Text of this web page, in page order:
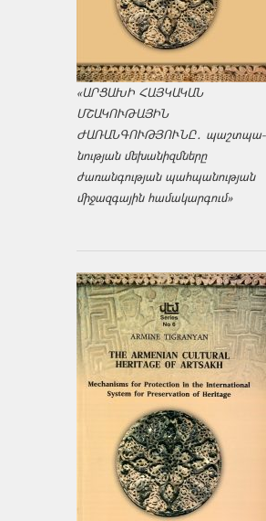
«ԱՐՑԱԽԻ ՀԱՅԿԱԿԱՆ
ՄՇԱԿՈՒԹԱՅԻՆ
ԺԱՌԱՆԳՈՒԹՅՈՒՆԸ․ պաշտպա­
նության մեխանիզմները
ժառանգության պահպանության
միջազ­գային համակարգում»